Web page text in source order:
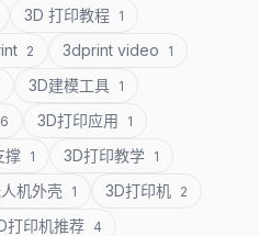
3D 打印教程 1
2 3dprint video 1
3D建模工具 1
3D打印应用 1
撑 1 3D打印教学 1
机外壳 1 3D打印机 2
打印机推荐 4